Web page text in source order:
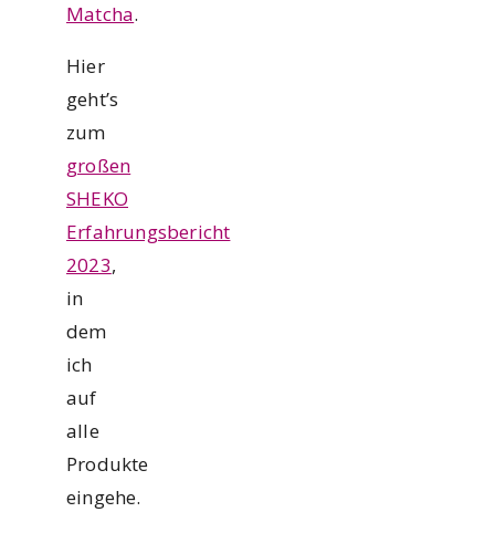
Matcha.
Hier
geht’s
zum
großen
SHEKO
Erfahrungsbericht
2023,
in
dem
ich
auf
alle
Produkte
eingehe.